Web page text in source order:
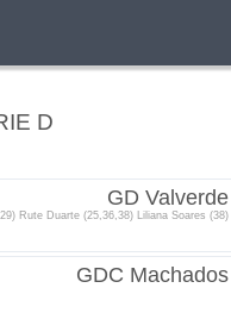
D
GD Valverde
Rute Duarte (25,36,38) Liliana Soares (38)
GDC Machados